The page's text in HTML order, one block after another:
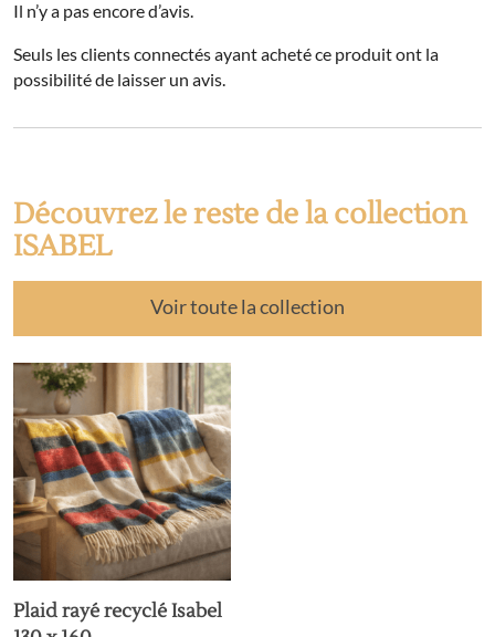
Il n’y a pas encore d’avis.
Seuls les clients connectés ayant acheté ce produit ont la
possibilité de laisser un avis.
Découvrez le reste de la collection
ISABEL
Voir toute la collection
Plaid rayé recyclé Isabel